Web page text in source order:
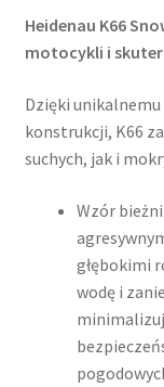
Heidenau K66
motocykli i
Dzięki
konstrukcji, K66
suchych, jak i
Wzór
głębokimi
wodę i